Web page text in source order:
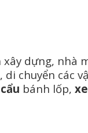
dựng, nhà
chuyển các
bánh lốp,